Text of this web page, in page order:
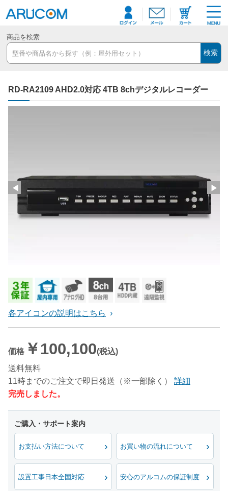
商品を検索
検索
RD-RA2109 AHD2.0対応 4TB 8chデジタルレコーダー
◀ ▶
各アイコンの説明はこちら
価格 ￥100,100(税込)
送料無料
11時までのご注文で即日発送（※一部除く）
詳細
完売しました。
お支払い方法について お買い物の流れについて
設置工事日本全国対応 安心のアルコムの保証制度